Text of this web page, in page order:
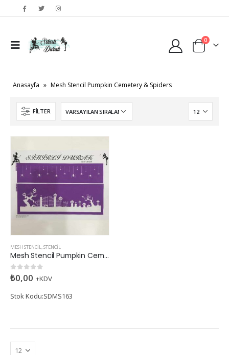
0
Anasayfa » Mesh Stencil Pumpkin Cemetery & Spiders
FILTER
MESH STENCIL,STENCIL
Mesh Stencil Pumpkin Cemetery & Spiders
05 üzerinden
₺0,00 +KDV
Stok Kodu:SDMS163